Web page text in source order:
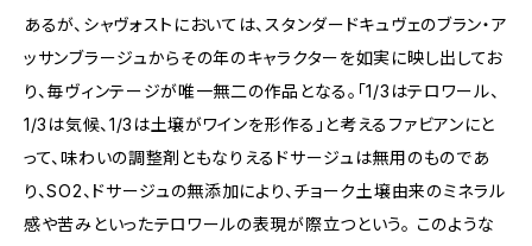
あるが、シャヴォストにおいては、スタンダードキュヴェのブラン・ア
ッサンブラージュからその年のキャラクターを如実に映し出してお
り、毎ヴィンテージが唯一無二の作品となる。「1/3はテロワール、
1/3は気候、1/3は土壌がワインを形作る」と考えるファビアンにと
って、味わいの調整剤ともなりえるドサージュは無用のものであ
り、SO2、ドサージュの無添加により、チョーク土壌由来のミネラル
感や苦みといったテロワールの表現が際立つという。 このような